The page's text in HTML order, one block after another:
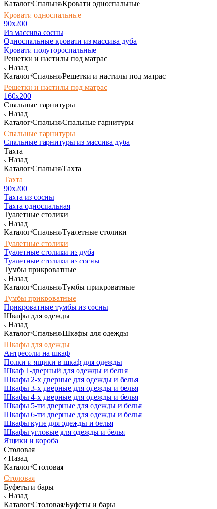
Каталог/Спальня/Кровати односпальные
Кровати односпальные
90х200
Из массива сосны
Односпальные кровати из массива дуба
Кровати полутороспальные
Решетки и настилы под матрас
Назад
Каталог/Спальня/Решетки и настилы под матрас
Решетки и настилы под матрас
160х200
Спальные гарнитуры
Назад
Каталог/Спальня/Спальные гарнитуры
Спальные гарнитуры
Спальные гарнитуры из массива дуба
Тахта
Назад
Каталог/Спальня/Тахта
Тахта
90х200
Тахта из сосны
Тахта односпальная
Туалетные столики
Назад
Каталог/Спальня/Туалетные столики
Туалетные столики
Туалетные столики из дуба
Туалетные столики из сосны
Тумбы прикроватные
Назад
Каталог/Спальня/Тумбы прикроватные
Тумбы прикроватные
Прикроватные тумбы из сосны
Шкафы для одежды
Назад
Каталог/Спальня/Шкафы для одежды
Шкафы для одежды
Антресоли на шкаф
Полки и ящики в шкаф для одежды
Шкаф 1-дверный для одежды и белья
Шкафы 2-х дверные для одежды и белья
Шкафы 3-х дверные для одежды и белья
Шкафы 4-х дверные для одежды и белья
Шкафы 5-ти дверные для одежды и белья
Шкафы 6-ти дверные для одежды и белья
Шкафы купе для одежды и белья
Шкафы угловые для одежды и белья
Ящики и короба
Столовая
Назад
Каталог/Столовая
Столовая
Буфеты и бары
Назад
Каталог/Столовая/Буфеты и бары